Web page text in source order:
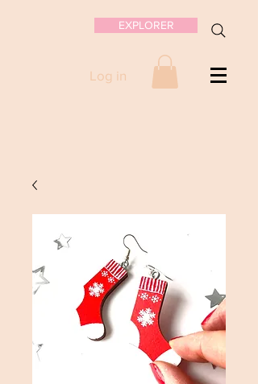
EXPLORER
Log in